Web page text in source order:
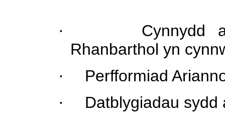
·
Cynnydd
Rhanbarthol yn
·
Perfformiad
·
Datblygiadau sydd